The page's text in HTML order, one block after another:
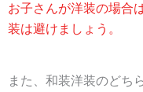
お子さんが洋装の場合
装は避けましょう。
また、和装洋装のどち